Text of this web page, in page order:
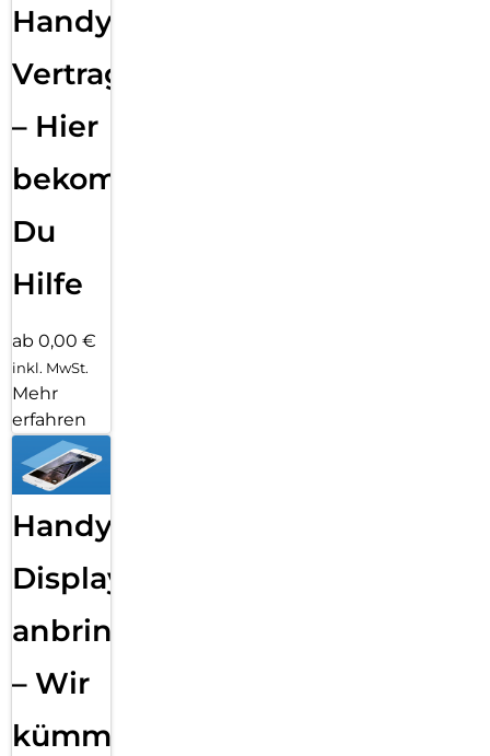
Handy
Vertragsabwicklung
– Hier
bekommst
Du
Hilfe
ab 0,00 €
inkl. MwSt.
Mehr
erfahren
Handy
Displayfolie
anbringen
– Wir
kümmern